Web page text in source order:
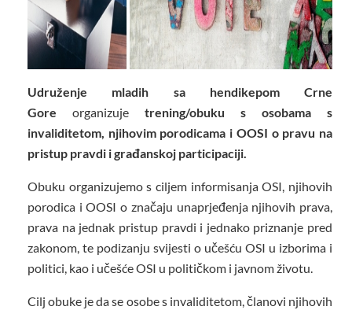
Udruženje mladih sa hendikepom Crne
Gore organizuje trening/obuku s osobama s
invaliditetom, njihovim porodicama i OOSI o pravu na
pristup pravdi igrađanskoj participaciji.
Obuku organizujemo s ciljem informisanja OSI, njihovih
porodica i OOSI o značaju unaprjeđenja njihovih prava,
prava na jednak pristup pravdi i jednako priznanje pred
zakonom, te podizanju svijesti o učešću OSI u izborima i
politici, kao i učešće OSI u političkom i javnom životu.
Cilj obuke je da se osobe s invaliditetom, članovi njihovih